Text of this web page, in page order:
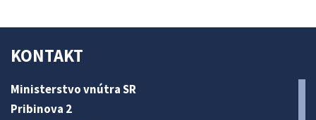
KONTAKT
Ministerstvo vnútra SR
Pribinova 2